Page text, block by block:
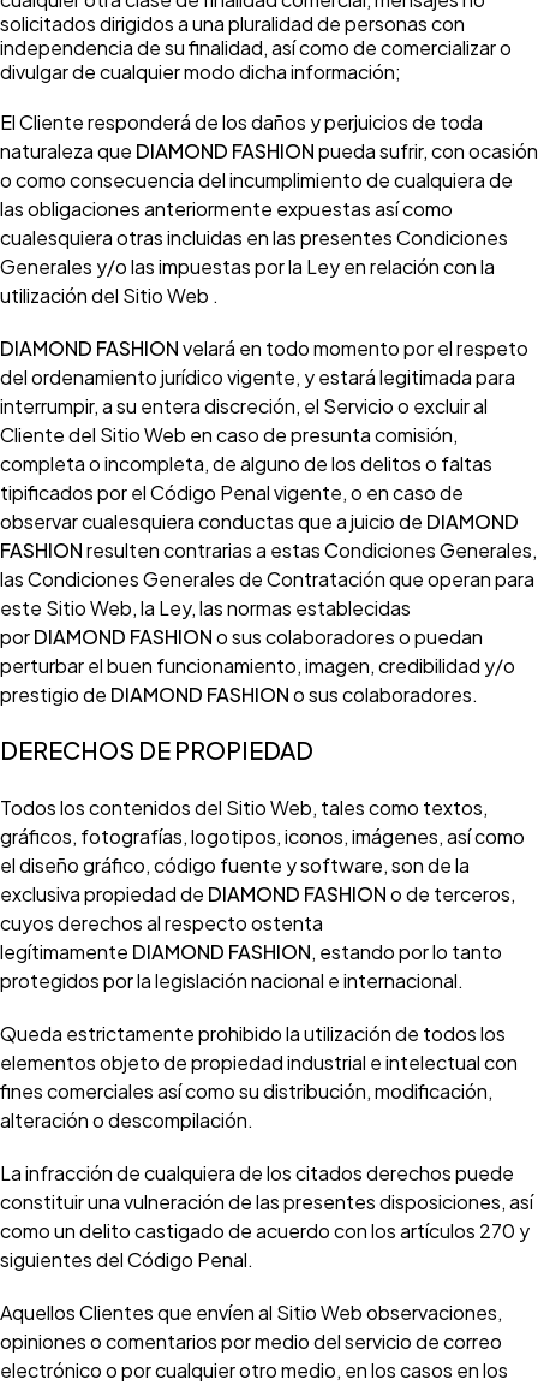
solicitados dirigidos a una pluralidad de personas con
independencia de su finalidad, así como de comercializar o
divulgar de cualquier modo dicha información;
El Cliente responderá de los daños y perjuicios de toda
naturaleza que DIAMOND FASHIONpueda sufrir, con ocasión
o como consecuencia del incumplimiento de cualquiera de
las obligaciones anteriormente expuestas así como
cualesquiera otras incluidas en las presentes Condiciones
Generales y/o las impuestas por la Ley en relación con la
utilización del Sitio Web .
DIAMOND FASHIONvelará en todo momento por el respeto
del ordenamiento jurídico vigente, y estará legitimada para
interrumpir, a su entera discreción, el Servicio o excluir al
Cliente del Sitio Web en caso de presunta comisión,
completa o incompleta, de alguno de los delitos o faltas
tipificados por el Código Penal vigente, o en caso de
observar cualesquiera conductas que a juicio de DIAMOND
FASHIONresulten contrarias a estas Condiciones Generales,
las Condiciones Generales de Contratación que operan para
este Sitio Web, la Ley, las normas establecidas
porDIAMOND FASHIONo sus colaboradores o puedan
perturbar el buen funcionamiento, imagen, credibilidad y/o
prestigio de DIAMOND FASHIONo sus colaboradores.
DERECHOS DE PROPIEDAD
Todos los contenidos del Sitio Web, tales como textos,
gráficos, fotografías, logotipos, iconos, imágenes, así como
el diseño gráfico, código fuente y software, son de la
exclusiva propiedad de DIAMOND FASHIONo de terceros,
cuyos derechos al respecto ostenta
legítimamente DIAMOND FASHION, estando por lo tanto
protegidos por la legislación nacional e internacional.
Queda estrictamente prohibido la utilización de todos los
elementos objeto de propiedad industrial e intelectual con
fines comerciales así como su distribución, modificación,
alteración o descompilación.
La infracción de cualquiera de los citados derechos puede
constituir una vulneración de las presentes disposiciones, así
como un delito castigado de acuerdo con los artículos 270 y
siguientes del Código Penal.
Aquellos Clientes que envíen al Sitio Web observaciones,
opiniones o comentarios por medio del servicio de correo
electrónico o por cualquier otro medio, en los casos en los